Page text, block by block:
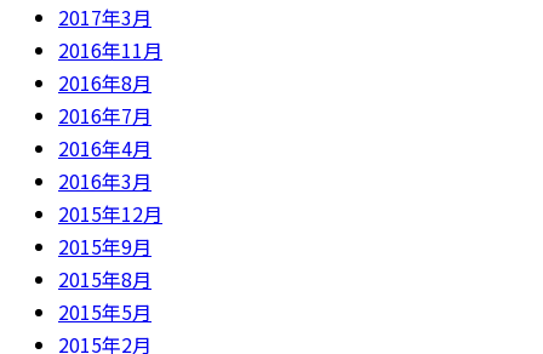
2017年3月
2016年11月
2016年8月
2016年7月
2016年4月
2016年3月
2015年12月
2015年9月
2015年8月
2015年5月
2015年2月